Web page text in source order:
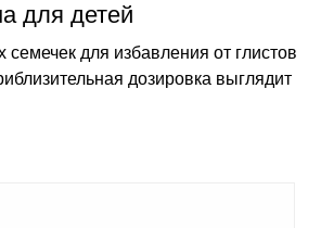
для детей
для избавления от глистов
дозировка выглядит